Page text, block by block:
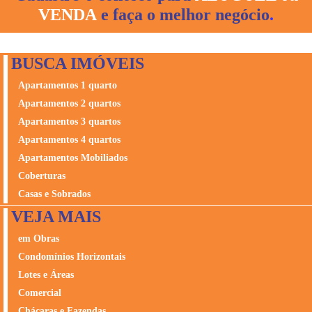
idealizar, desenvolver e construir o bem-viver na cidade de
Goiãnia. A construtora é lider no segmento de imóveis de
Alto Padrão em Goiânia.
VENDA e faça o melhor negócio.
BUSCA IMÓVEIS
Apartamentos 1 quarto
Apartamentos 2 quartos
Apartamentos 3 quartos
Apartamentos 4 quartos
Apartamentos Mobiliados
Coberturas
Casas e Sobrados
VEJA MAIS
em Obras
Condomínios Horizontais
Lotes e Áreas
Comercial